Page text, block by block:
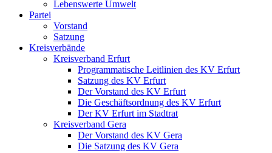
Lebenswerte Umwelt
Partei
Vorstand
Satzung
Kreisverbände
Kreisverband Erfurt
Programmatische Leitlinien des KV Erfurt
Satzung des KV Erfurt
Der Vorstand des KV Erfurt
Die Geschäftsordnung des KV Erfurt
Der KV Erfurt im Stadtrat
Kreisverband Gera
Der Vorstand des KV Gera
Die Satzung des KV Gera